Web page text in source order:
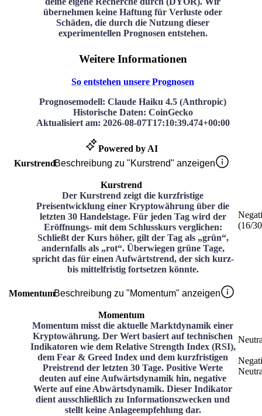
übernehmen keine Haftung für Verluste oder
Schäden, die durch die Nutzung dieser
experimentellen Prognosen entstehen.
Weitere Informationen
So entstehen unsere Prognosen
Prognosemodell: Claude Haiku 4.5 (Anthropic)
Historische Daten: CoinGecko
Aktualisiert am: 2026-08-07T17:10:39.474+00:00
Powered by AI
KurstrendBeschreibung zu "Kurstrend" anzeigen
Kurstrend
Der Kurstrend zeigt die kurzfristige
Preisentwicklung einer Kryptowährung über die
letzten 30 Handelstage. Für jeden Tag wird der
Eröffnungs- mit dem Schlusskurs verglichen:
Schließt der Kurs höher, gilt der Tag als „grün“,
andernfalls als „rot“. Überwiegen grüne Tage,
spricht das für einen Aufwärtstrend, der sich kurz-
bis mittelfristig fortsetzen könnte.
(16/
MomentumBeschreibung zu "Momentum" anzeigen
Momentum
Momentum misst die aktuelle Marktdynamik einer
Kryptowährung. Der Wert basiert auf technischen
Indikatoren wie dem Relative Strength Index (RSI),
dem Fear & Greed Index und dem kurzfristigen
Preistrend der letzten 30 Tage. Positive Werte
deuten auf eine Aufwärtsdynamik hin, negative
Werte auf eine Abwärtsdynamik. Dieser Indikator
dient ausschließlich zu Informationszwecken und
stellt keine Anlageempfehlung dar.